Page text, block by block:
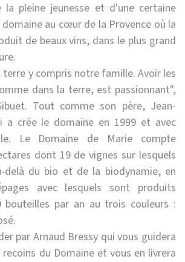
pleine jeunesse et d'une certaine
au cœur de la Provence où la
de beaux vins, dans le plus grand
y compris notre famille. Avoir les
dans la terre, est passionnant",
Tout comme son père, Jean-
a crée le domaine en 1999 et avec
Le Domaine de Marie compte
dont 19 de vignes sur lesquels
delà du bio et de la biodynamie, en
avec lesquels sont produits
bouteilles par an au trois couleurs :
par Arnaud Bressy qui vous guidera
du Domaine et vous en livrera